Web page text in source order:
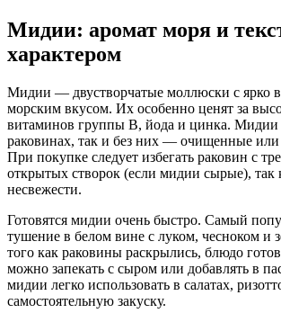
Мидии: аромат моря и
характером
Мидии — двустворчатые моллюски с ярко
морским вкусом. Их особенно ценят за
витаминов группы B, йода и цинка. Мидии
раковинах, так и без них — очищенные
При покупке следует избегать раковин с
открытых створок (если мидии сырые), так
несвежести.
Готовятся мидии очень быстро. Самый
тушение в белом вине с луком, чесноком и
того как раковины раскрылись, блюдо
можно запекать с сыром или добавлять в
мидии легко использовать в салатах,
самостоятельную закуску.